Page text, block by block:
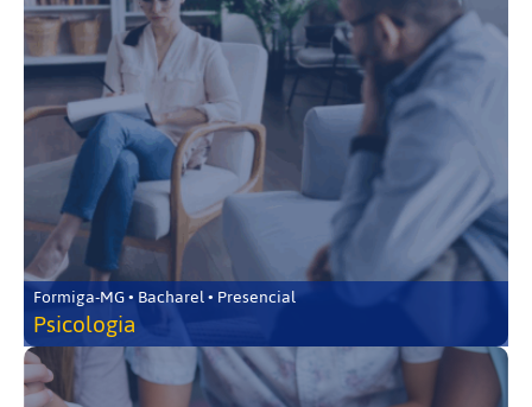
Formiga-MG • Bacharel • Presencial
Psicologia